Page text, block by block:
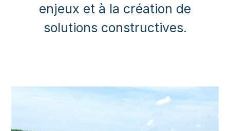
enjeux et à la création de
solutions constructives.